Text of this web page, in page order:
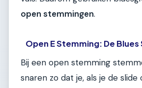
open stemmingen.
Open E Stemming: De
Bij een open stemming
snaren zo dat je, als je de slide